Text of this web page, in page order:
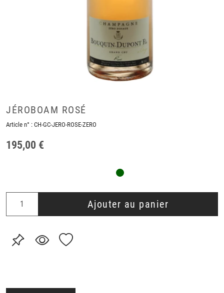
JÉROBOAM ROSÉ
Article n° : CH-GC-JERO-ROSE-ZERO
195,00 €
Ajouter au panier